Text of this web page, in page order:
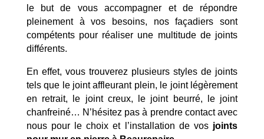
le but de vous accompagner et de répondre
pleinement à vos besoins, nos façadiers sont
compétents pour réaliser une multitude de joints
différents.
En effet, vous trouverez plusieurs styles de joints
tels que le joint affleurant plein, le joint légèrement
en retrait, le joint creux, le joint beurré, le joint
chanfreiné… N’hésitez pas à prendre contact avec
nous pour le choix et l’installation de vos joints